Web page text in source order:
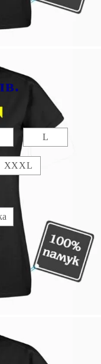
снимка
Таблица с размери
L
XXXL